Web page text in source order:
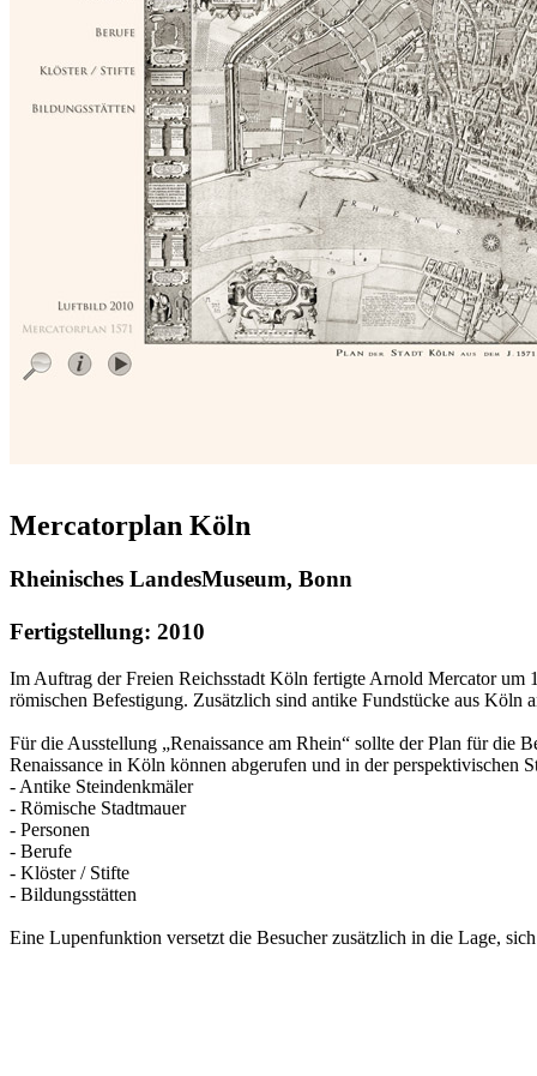
Mercatorplan Köln
Rheinisches LandesMuseum, Bonn
Fertigstellung: 2010
Im Auftrag der Freien Reichsstadt Köln fertigte Arnold Mercator um
römischen Befestigung. Zusätzlich sind antike Fundstücke aus Köln
Für die Ausstellung „Renaissance am Rhein“ sollte der Plan für die
Renaissance in Köln können abgerufen und in der perspektivischen
- Antike Steindenkmäler
- Römische Stadtmauer
- Personen
- Berufe
- Klöster / Stifte
- Bildungsstätten
Eine Lupenfunktion versetzt die Besucher zusätzlich in die Lage,